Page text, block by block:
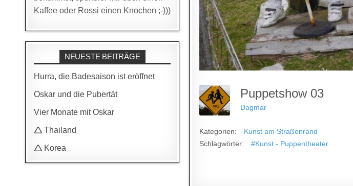
Puppetshow 03
Dagmar
Kategorien:
Kunst am Straßenrand
Schlagwörter:
#Kunst - Puppentheater
Kaffee oder Rossi einen Knochen ;-)))
NEUESTE BEITRÄGE
Hurra, die Badesaison ist eröffnet
Oskar und die Pubertät
Vier Monate mit Oskar
🛆 Thailand
🛆 Korea